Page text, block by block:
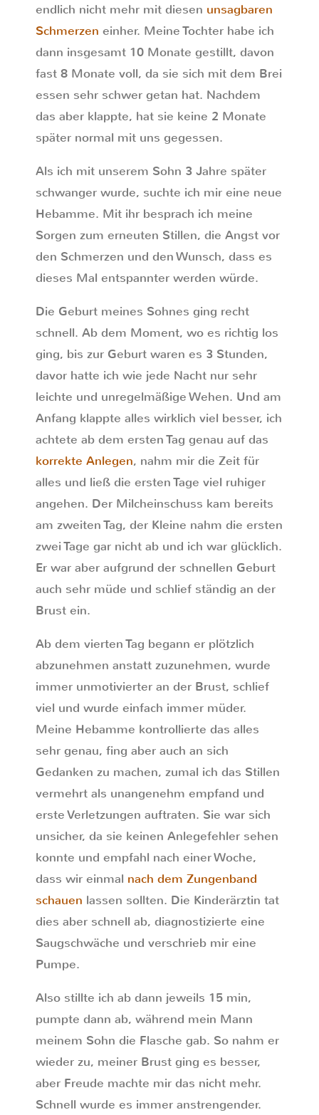
endlich nicht mehr mit diesen unsagbaren
Schmerzen einher. Meine Tochter habe ich
dann insgesamt 10 Monate gestillt, davon
fast 8 Monate voll, da sie sich mit dem Brei
essen sehr schwer getan hat. Nachdem
das aber klappte, hat sie keine 2 Monate
später normal mit uns gegessen.
Als ich mit unserem Sohn 3 Jahre später
schwanger wurde, suchte ich mir eine neue
Hebamme. Mit ihr besprach ich meine
Sorgen zum erneuten Stillen, die Angst vor
den Schmerzen und den Wunsch, dass es
dieses Mal entspannter werden würde.
Die Geburt meines Sohnes ging recht
schnell. Ab dem Moment, wo es richtig los
ging, bis zur Geburt waren es 3 Stunden,
davor hatte ich wie jede Nacht nur sehr
leichte und unregelmäßige Wehen. Und am
Anfang klappte alles wirklich viel besser, ich
achtete ab dem ersten Tag genau auf das
korrekte Anlegen, nahm mir die Zeit für
alles und ließ die ersten Tage viel ruhiger
angehen. Der Milcheinschuss kam bereits
am zweiten Tag, der Kleine nahm die ersten
zwei Tage gar nicht ab und ich war glücklich.
Er war aber aufgrund der schnellen Geburt
auch sehr müde und schlief ständig an der
Brust ein.
Ab dem vierten Tag begann er plötzlich
abzunehmen anstatt zuzunehmen, wurde
immer unmotivierter an der Brust, schlief
viel und wurde einfach immer müder.
Meine Hebamme kontrollierte das alles
sehr genau, fing aber auch an sich
Gedanken zu machen, zumal ich das Stillen
vermehrt als unangenehm empfand und
erste Verletzungen auftraten. Sie war sich
unsicher, da sie keinen Anlegefehler sehen
konnte und empfahl nach einer Woche,
dass wir einmal nach dem Zungenband
schauen lassen sollten. Die Kinderärztin tat
dies aber schnell ab, diagnostizierte eine
Saugschwäche und verschrieb mir eine
Pumpe.
Also stillte ich ab dann jeweils 15 min,
pumpte dann ab, während mein Mann
meinem Sohn die Flasche gab. So nahm er
wieder zu, meiner Brust ging es besser,
aber Freude machte mir das nicht mehr.
Schnell wurde es immer anstrengender.